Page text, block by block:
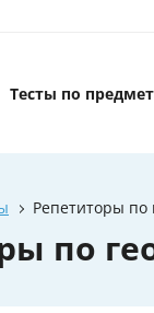
Тесты по
Репетиторы по
по